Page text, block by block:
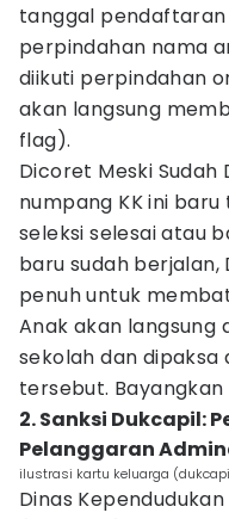
tanggal pendaftaran
perpindahan nama
diikuti perpindahan
akan langsung
flag).
Dicoret Meski
numpang KK ini
seleksi selesai atau
baru sudah berjalan,
penuh untuk
Anak akan
sekolah dan dipaksa
tersebut.
2. Sanksi Dukcapil:
Pelanggaran
ilustrasi kartu keluarga
Dinas